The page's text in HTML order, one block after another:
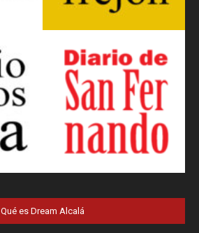
Qué es Dream Alcalá